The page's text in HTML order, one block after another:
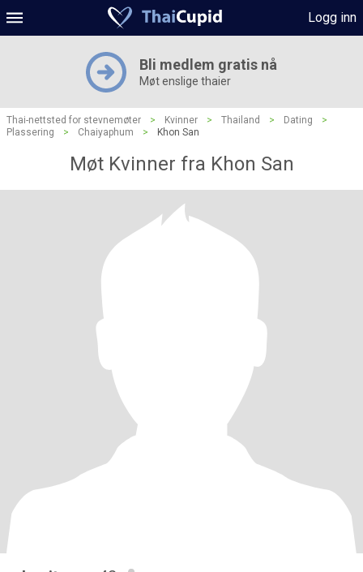
Logg inn
Bli medlem gratis nå
Møt enslige thaier
Thai-nettsted for stevnemøter > Kvinner > Thailand > Dating
>
Plassering
> Chaiyaphum > Khon San
Møt Kvinner fra Khon San